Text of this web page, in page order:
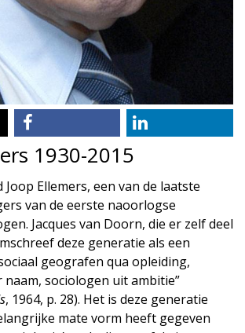
1930-2015
Ellemers, een van de laatste
van de eerste naoorlogse
Jacques van Doorn, die er zelf deel
deze generatie als een
geografen qua opleiding,
sociologen uit ambitie”
, 1964, p. 28). Het is deze generatie
mate vorm heeft gegeven